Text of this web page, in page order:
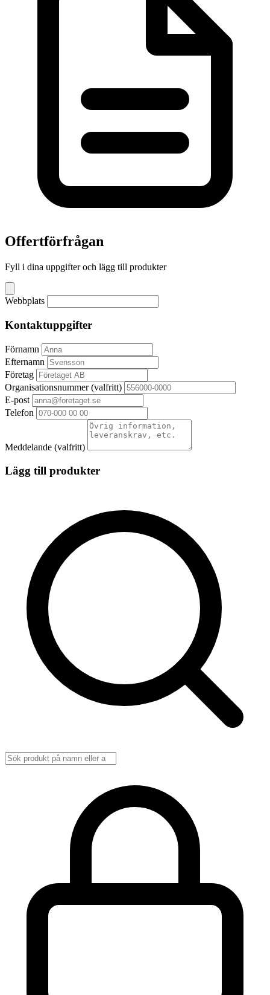
Offertförfrågan
Fyll i dina uppgifter och lägg till produkter
Webbplats
Kontaktuppgifter
Förnamn
Efternamn
Företag
Organisationsnummer(valfritt)
E-post
Telefon
Meddelande (valfritt)
Lägg till produkter